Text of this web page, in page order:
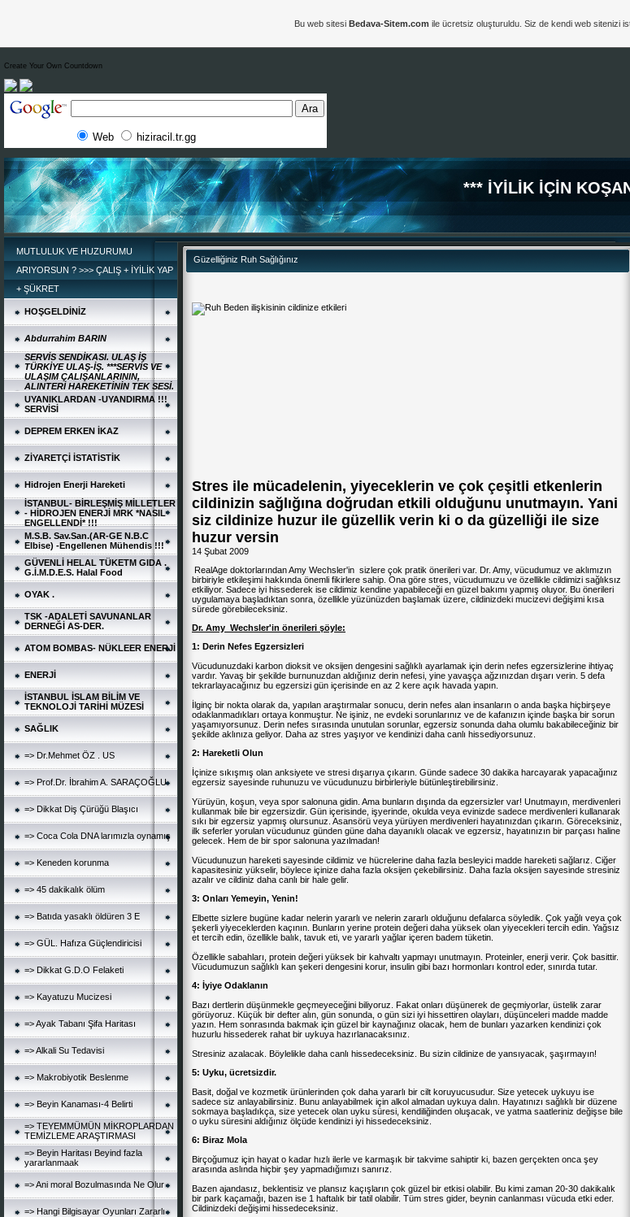
Create Your Own Countdown
Web hiziracil.tr.gg
*** İYİLİK İÇİN
MUTLULUK VE HUZURUMU
ARIYORSUN ? >>> ÇALIŞ + İYİLİK YAP
+ ŞÜKRET
HOŞGELDİNİZ
Abdurrahim BARIN
SERVİS SENDİKASI. ULAŞ İŞ
TÜRKİYE ULAŞ-İŞ. ***SERVİS VE
ULAŞIM ÇALIŞANLARININ,
ALINTERİ HAREKETİNİN TEK SESİ.
UYANIKLARDAN -UYANDIRMA !!!
SERVİSİ
DEPREM ERKEN İKAZ
ZİYARETÇİ İSTATİSTİK
Hidrojen Enerji Hareketi
İSTANBUL- BİRLEŞMİŞ MİLLETLER
- HİDROJEN ENERJİ MRK *NASIL
ENGELLENDİ* !!!
M.S.B. Sav.San.(AR-GE N.B.C
Elbise) -Engellenen Mühendis !!!
GÜVENLİ HELAL TÜKETM GIDA .
G.İ.M.D.E.S. Halal Food
OYAK .
TSK -ADALETİ SAVUNANLAR
DERNEĞİ AS-DER.
ATOM BOMBAS- NÜKLEER ENERJİ
ENERJİ
İSTANBUL İSLAM BİLİM VE
TEKNOLOJİ TARİHİ MÜZESİ
SAĞLIK
=> Dr.Mehmet ÖZ . US
=> Prof.Dr. İbrahim A. SARAÇOĞLU
=> Dikkat Diş Çürüğü Blaşıcı
=> Coca Cola DNA larımızla oynamış
=> Keneden korunma
=> 45 dakikalık ölüm
=> Batıda yasaklı öldüren 3 E
=> GÜL. Hafıza Güçlendiricisi
=> Dikkat G.D.O Felaketi
=> Kayatuzu Mucizesi
=> Ayak Tabanı Şifa Haritası
=> Alkali Su Tedavisi
=> Makrobiyotik Beslenme
=> Beyin Kanaması-4 Belirti
=> TEYEMMÜMÜN MİKROPLARDAN
TEMİZLEME ARAŞTIRMASI
=> Beyin Haritası Beyind fazla
yararlanmaak
=> Ani moral Bozulmasında Ne Olur
=> Hangi Bilgisayar Oyunları Zararlı
Güzelliğiniz Ruh Sağlığınız
Stres ile mücadelenin, yiyeceklerin ve çok çeşitli etkenlerin
cildinizin sağlığına doğrudan etkili olduğunu unutmayın. Yani
siz cildinize huzur ile güzellik verin ki o da güzelliği ile size
huzur versin
14 Şubat 2009
RealAge doktorlarından Amy Wechsler'in sizlere çok pratik önerileri var. Dr. Amy, vücudumuz ve aklımızın
birbiriyle etkileşimi hakkında önemli fikirlere sahip. Ona göre stres, vücudumuzu ve özellikle cildimizi sağlıksız
etkiliyor. Sadece iyi hissederek ise cildimiz kendine yapabileceği en güzel bakımı yapmış oluyor. Bu önerileri
uygulamaya başladıktan sonra, özellikle yüzünüzden başlamak üzere, cildinizdeki mucizevi değişimi kısa
sürede görebileceksiniz.
Dr. Amy Wechsler'in önerileri şöyle:
1: Derin Nefes Egzersizleri
Vücudunuzdaki karbon dioksit ve oksijen dengesini sağlıklı ayarlamak için derin nefes egzersizlerine ihtiyaç
vardır. Yavaş bir şekilde burnunuzdan aldığınız derin nefesi, yine yavaşça ağzınızdan dışarı verin. 5 defa
tekrarlayacağınız bu egzersizi gün içerisinde en az 2 kere açık havada yapın.
İlginç bir nokta olarak da, yapılan araştırmalar sonucu, derin nefes alan insanların o anda başka hiçbirşeye
odaklanmadıkları ortaya konmuştur. Ne işiniz, ne evdeki sorunlarınız ve de kafanızın içinde başka bir sorun
yaşamıyorsunuz. Derin nefes sırasında unutulan sorunlar, egzersiz sonunda daha olumlu bakabileceğiniz bir
şekilde aklınıza geliyor. Daha az stres yaşıyor ve kendinizi daha canlı hissediyorsunuz.
2: Hareketli Olun
İçinize sıkışmış olan anksiyete ve stresi dışarıya çıkarın. Günde sadece 30 dakika harcayarak yapacağınız
egzersiz sayesinde ruhunuzu ve vücudunuzu birbirleriyle bütünleştirebilirsiniz.
Yürüyün, koşun, veya spor salonuna gidin. Ama bunların dışında da egzersizler var! Unutmayın, merdivenleri
kullanmak bile bir egzersizdir. Gün içerisinde, işyerinde, okulda veya evinizde sadece merdivenleri kullanarak
sıkı bir egzersiz yapmış olursunuz. Asansörü veya yürüyen merdivenleri hayatınızdan çıkarın. Göreceksiniz,
ilk seferler yorulan vücudunuz günden güne daha dayanıklı olacak ve egzersiz, hayatınızın bir parçası haline
gelecek. Hem de bir spor salonuna yazılmadan!
Vücudunuzun hareketi sayesinde cildimiz ve hücrelerine daha fazla besleyici madde hareketi sağlarız. Ciğer
kapasitesiniz yükselir, böylece içinize daha fazla oksijen çekebilirsiniz. Daha fazla oksijen sayesinde stresiniz
azalır ve cildiniz daha canlı bir hale gelir.
3: Onları Yemeyin, Yenin!
Elbette sizlere bugüne kadar nelerin yararlı ve nelerin zararlı olduğunu defalarca söyledik. Çok yağlı veya çok
şekerli yiyeceklerden kaçının. Bunların yerine protein değeri daha yüksek olan yiyecekleri tercih edin. Yağsız
et tercih edin, özellikle balık, tavuk eti, ve yararlı yağlar içeren badem tüketin.
Özellikle sabahları, protein değeri yüksek bir kahvaltı yapmayı unutmayın. Proteinler, enerji verir. Çok basittir.
Vücudumuzun sağlıklı kan şekeri dengesini korur, insulin gibi bazı hormonları kontrol eder, sınırda tutar.
4: İyiye Odaklanın
Bazı dertlerin düşünmekle geçmeyeceğini biliyoruz. Fakat onları düşünerek de geçmiyorlar, üstelik zarar
görüyoruz. Küçük bir defter alın, gün sonunda, o gün sizi iyi hissettiren olayları, düşünceleri madde madde
yazın. Hem sonrasında bakmak için güzel bir kaynağınız olacak, hem de bunları yazarken kendinizi çok
huzurlu hissederek rahat bir uykuya hazırlanacaksınız.
Stresiniz azalacak. Böylelikle daha canlı hissedeceksiniz. Bu sizin cildinize de yansıyacak, şaşırmayın!
5: Uyku, ücretsizdir.
Basit, doğal ve kozmetik ürünlerinden çok daha yararlı bir cilt koruyucusudur. Size yetecek uykuyu ise
sadece siz anlayabilirsiniz. Bunu anlayabilmek için alkol almadan uykuya dalın. Hayatınızı sağlıklı bir düzene
sokmaya başladıkça, size yetecek olan uyku süresi, kendiliğinden oluşacak, ve yatma saatleriniz değişse bile
o uyku süresini aldığınız ölçüde kendinizi iyi hissedeceksiniz.
6: Biraz Mola
Birçoğumuz için hayat o kadar hızlı ilerle ve karmaşık bir takvime sahiptir ki, bazen gerçekten onca şey
arasında aslında hiçbir şey yapmadığımızı sanırız.
Bazen ajandasız, beklentisiz ve plansız kaçışların çok güzel bir etkisi olabilir. Bu kimi zaman 20-30 dakikalık
bir park kaçamağı, bazen ise 1 haftalık bir tatil olabilir. Tüm stres gider, beynin canlanması vücuda etki eder.
Cildinizdeki değişimi hissedeceksiniz.
Bu web sitesi Bedava-Sitem.com ile ücretsiz oluşturuldu. Siz de kendi web sitenizi